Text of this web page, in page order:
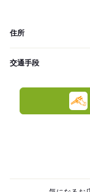
住所
交通手段